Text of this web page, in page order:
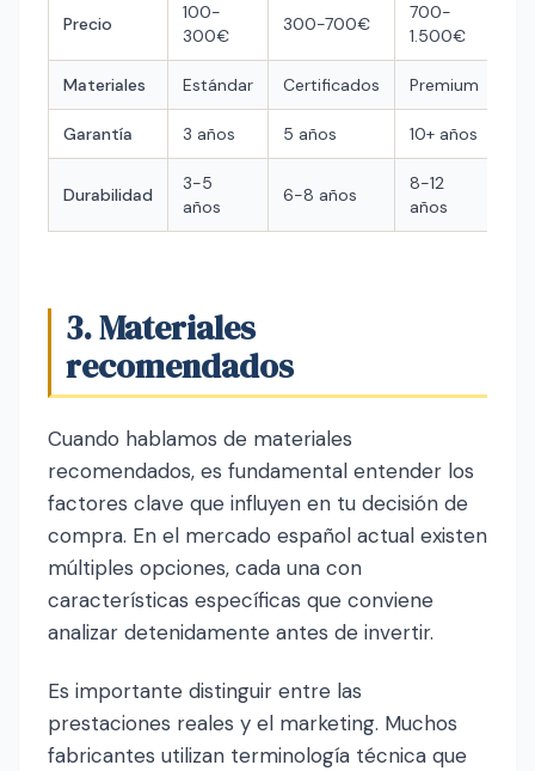
Precio
100-
300€
300-700€
700-
1.500€
Materiales Estándar Certificados Premium
Garantía 3 años 5 años 10+ años
Durabilidad
3-5
años
6-8 años
8-12
años
3. Materiales
recomendados
Cuando hablamos de materiales
recomendados, es fundamental entender los
factores clave que influyen en tu decisión de
compra. En el mercado español actual existen
múltiples opciones, cada una con
características específicas que conviene
analizar detenidamente antes de invertir.
Es importante distinguir entre las
prestaciones reales y el marketing. Muchos
fabricantes utilizan terminología técnica que